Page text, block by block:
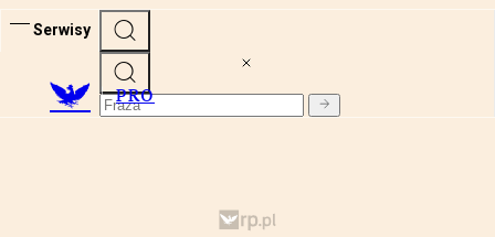
Serwisy
PRO